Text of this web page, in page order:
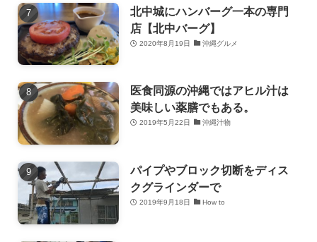
北中城にハンバーグ一本の専門
店【北中バーグ】
2020年8月19日 沖縄グルメ
医食同源の沖縄ではアヒル汁は
美味しい薬膳でもある。
2019年5月22日 沖縄汁物
パイプやブロック切断をディス
クグラインダーで
2019年9月18日 How to